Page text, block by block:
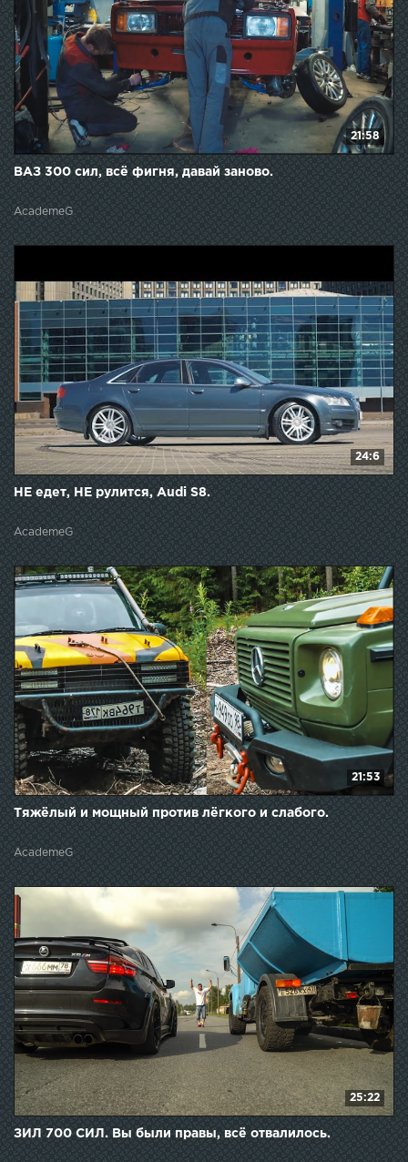
21:58
ВАЗ 300 сил, всё фигня, давай заново.
AcademeG
24:6
НЕ едет, НЕ рулится, Audi S8.
AcademeG
21:53
Тяжёлый и мощный против лёгкого и слабого.
AcademeG
25:22
ЗИЛ 700 СИЛ. Вы были правы, всё отвалилось.